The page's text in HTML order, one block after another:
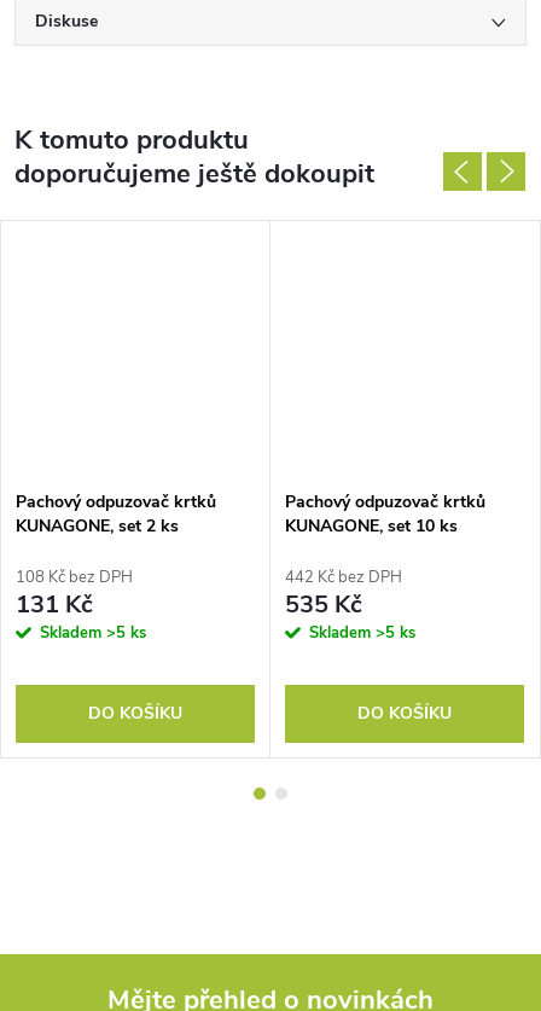
Diskuse
K tomuto produktu
doporučujeme ještě dokoupit
Pachový odpuzovač krtků
KUNAGONE, set 2 ks
108 Kč bez DPH
131 Kč
Skladem >5 ks
DO KOŠÍKU
Pachový odpuzovač krtků
KUNAGONE, set 10 ks
442 Kč bez DPH
535 Kč
Skladem >5 ks
DO KOŠÍKU
Mějte přehled o novinkách